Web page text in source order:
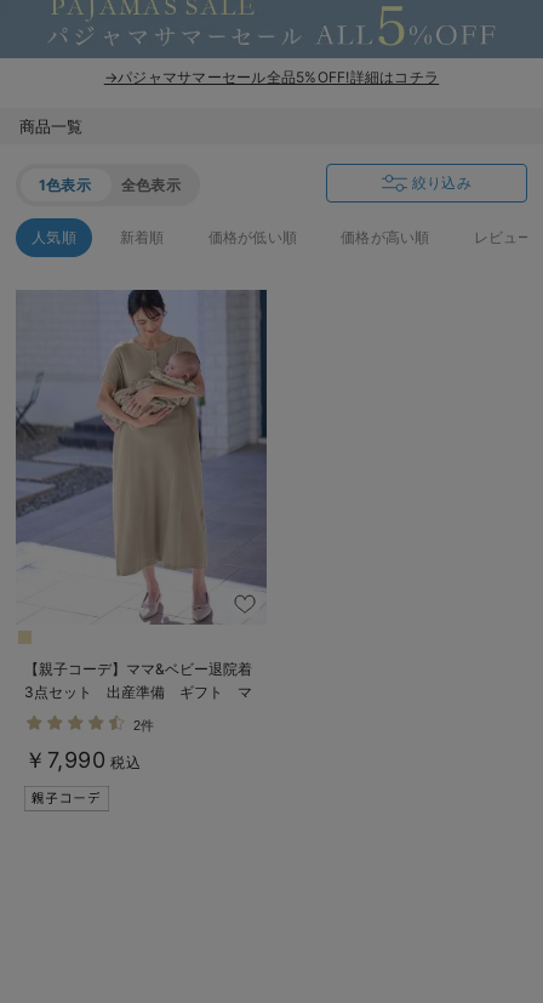
→パジャマサマーセール全品5%OFF!詳細はコチラ
商品一覧
1色表示 全色表示 絞り込み
人気順 新着順 価格が低い順 価格が高い順 レビュー
【親子コーデ】ママ&ベビー退院着
3点セット 出産準備 ギフト マ
タニティ・産後【出産後も長く使え
2件
￥7,990 税込